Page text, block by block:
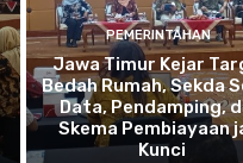
PEMERINTAHAN
Jawa Timur Kejar
Bedah Rumah, Sekda
Data, Pendamping,
Skema Pembiayaan
Kunci